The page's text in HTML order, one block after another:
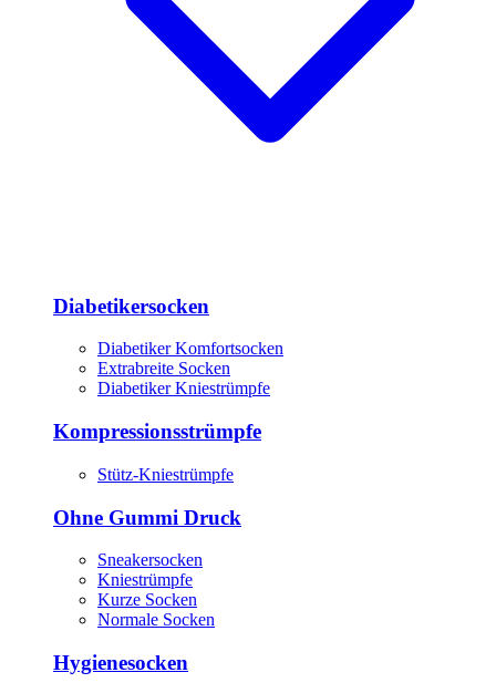
Diabetikersocken
Diabetiker Komfortsocken
Extrabreite Socken
Diabetiker Kniestrümpfe
Kompressionsstrümpfe
Stütz-Kniestrümpfe
Ohne Gummi Druck
Sneakersocken
Kniestrümpfe
Kurze Socken
Normale Socken
Hygienesocken